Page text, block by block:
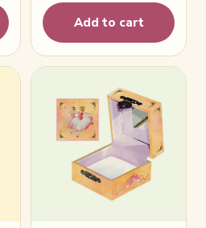
Add to cart